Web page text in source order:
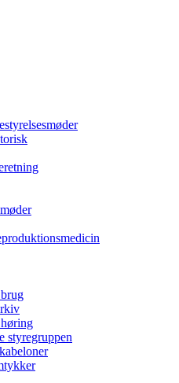
styregruppen